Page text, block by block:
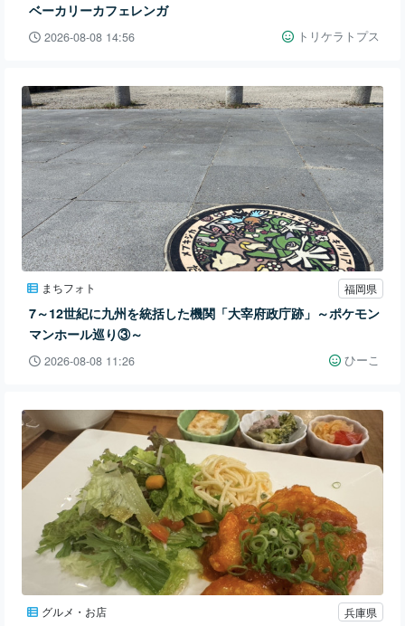
ベーカリーカフェレンガ
2026-08-08 14:56 トリケラトプス
まちフォト 福岡県
7～12世紀に九州を統括した機関「大宰府政庁跡」～ポケモン
マンホール巡り③～
2026-08-08 11:26 ひーこ
グルメ・お店 兵庫県